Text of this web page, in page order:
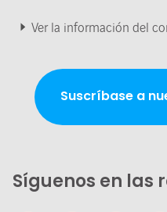
Ver la información del
Suscríbase a
Síguenos en las